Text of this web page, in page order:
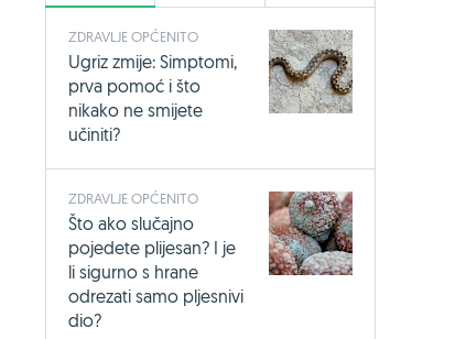
ZDRAVLJE OPĆENITO
Ugriz zmije: Simptomi,
prva pomoć i što
nikako ne smijete
učiniti?
ZDRAVLJE OPĆENITO
Što ako slučajno
pojedete plijesan? I je
li sigurno s hrane
odrezati samo pljesnivi
dio?